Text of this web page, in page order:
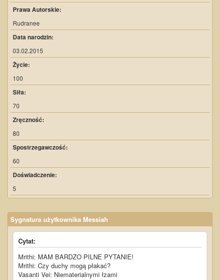
Prawa Autorskie:
Rudranee
Data narodzin:
03.02.2015
Życie:
100
Siła:
70
Zręczność:
80
Spostrzegawczość:
60
Doświadczenie:
5
Sygnatura użytkownika Messiah
Cytat:
Mrithi: MAM BARDZO PILNE PYTANIE!
Mrithi: Czy duchy mogą płakać?
Vasanti Vei: Niematerialnymi łzami